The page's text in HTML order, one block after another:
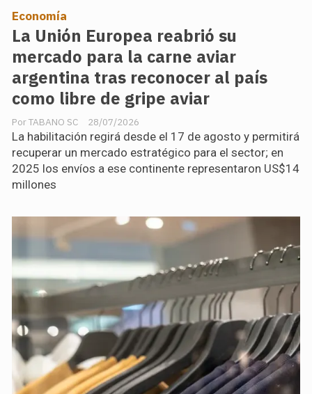
La Unión Europea reabrió su
mercado para la carne aviar
argentina tras reconocer al país
como libre de gripe aviar
TABANO SC
Economía
28/07/2026
La habilitación regirá desde el 17 de agosto y permitirá
recuperar un mercado estratégico para el sector; en
2025 los envíos a ese continente representaron US$14
millones